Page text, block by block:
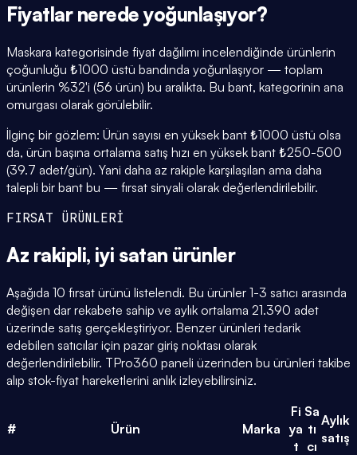
Fiyatlar nerede yoğunlaşıyor?
Maskara kategorisinde fiyat dağılımı incelendiğinde ürünlerin
çoğunluğu ₺1000 üstü bandında yoğunlaşıyor — toplam
ürünlerin %32'i (56 ürün) bu aralıkta. Bu bant, kategorinin ana
omurgası olarak görülebilir.
İlginç bir gözlem: Ürün sayısı en yüksek bant ₺1000 üstü olsa
da, ürün başına ortalama satış hızı en yüksek bant ₺250-500
(39.7 adet/gün). Yani daha az rakiple karşılaşılan ama daha
talepli bir bant bu — fırsat sinyali olarak değerlendirilebilir.
FIRSAT ÜRÜNLERİ
Az rakipli, iyi satan ürünler
Aşağıda 10 fırsat ürünü listelendi. Bu ürünler 1-3 satıcı arasında
değişen dar rekabete sahip ve aylık ortalama 21.390 adet
üzerinde satış gerçekleştiriyor. Benzer ürünleri tedarik
edebilen satıcılar için pazar giriş noktası olarak
değerlendirilebilir. TPro360 paneli üzerinden bu ürünleri takibe
alıp stok-fiyat hareketlerini anlık izleyebilirsiniz.
# Ürün Marka
Fi
ya
t
Sa
tı
cı
Aylık
satış